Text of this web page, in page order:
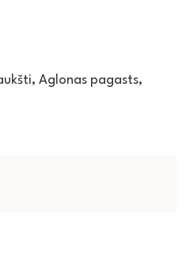
Aglonas pagasts,